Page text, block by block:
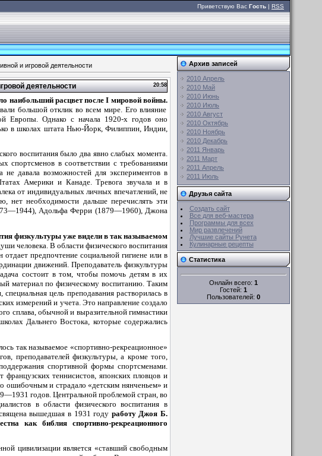
Приветствую Вас Гость | RSS
и игровой деятельности
20:58
деятельности
наибольший расцвет после I мировой войны.
большой отклик во всем мире. Его влияние
Европы. Однако с начала 1920-х годов оно
в школах штата Нью-Йорк, Филиппин, Индии,
воспитания было два явно слабых момента.
спортсменов в соответствии с требованиями
давала возможностей для экспериментов в
Америки и Канаде. Тревога звучала и в
от индивидуальных личных впечатлений, не
нет необходимости дальше перечислять эти
Адольфа Ферри (1879—1960), Джона
физкультуры уже видели в так называемом
человека. В области физического воспитания
предпочтение социальной гигиене или в
движений. Преподаватель физкультуры
состоит в том, чтобы помочь детям в их
материал по физическому воспитанию . Таким
цель преподавания растворилась в
измерений и учета. Это направление создало
сплава, обычной и выразительной гимнастики
Дальнего Востока, которые содержались
так называемое «спортивно-рекреационное»
преподавателей физкультуры, а кроме того,
спортивной формы спортсменами.
теннисистов, японских пловцов и
ошибочным и страдало «детским нянченьем» и
годов. Центральной проблемой стран, во
в области физического воспитания в
вышедшая в 1931 году работу Джоя Б.
как библия спортивно-рекреационного
цивилизации является «ставший свободным
Архив записей
2010 Апрель
2010 Май
2010 Июнь
2010 Июль
2010 Август
2010 Октябрь
2010 Ноябрь
2010 Декабрь
2011 Январь
2011 Март
2011 Апрель
2011 Июль
Друзья сайта
Создать сайт
Все для веб-мастера
Программы для всех
Мир развлечений
Лучшие сайты Рунета
Кулинарные рецепты
Статистика
Онлайн всего: 1
Гостей: 1
Пользователей: 0